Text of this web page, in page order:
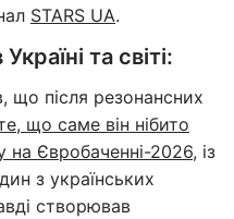
STARS UA.
та світі:
що після резонансних
що саме він нібито
на Євробаченні-2026, із
з українських
створював